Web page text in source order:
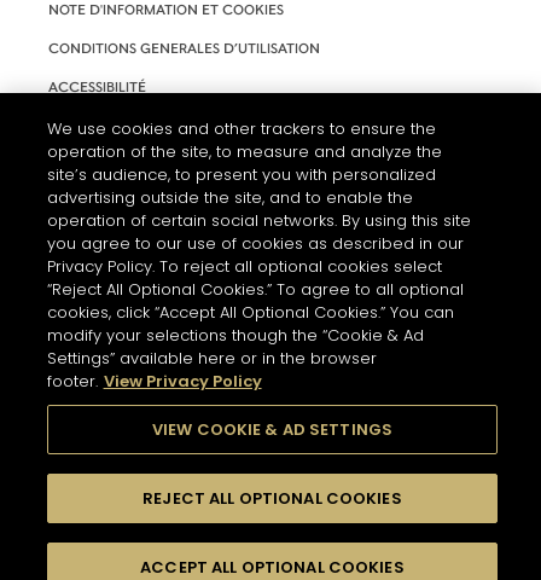
NOTE D'INFORMATION ET COOKIES
CONDITIONS GENERALES D’UTILISATION
ACCESSIBILITÉ
PARAMÈTRES DES COOKIES
L'ABUS D'ALCOOL EST DANGEREUX POUR LA SANTÉ. A
CONSOMMER AVEC MODÉRATION.
We use cookies and other trackers to ensure the
operation of the site, to measure and analyze the
site’s audience, to present you with personalized
advertising outside the site, and to enable the
operation of certain social networks. By using this site
you agree to our use of cookies as described in our
Privacy Policy. To reject all optional cookies select
“Reject All Optional Cookies.” To agree to all optional
cookies, click “Accept All Optional Cookies.” You can
modify your selections though the “Cookie & Ad
Settings” available here or in the browser
footer. View Privacy Policy
VIEW COOKIE & AD SETTINGS
REJECT ALL OPTIONAL COOKIES
ACCEPT ALL OPTIONAL COOKIES